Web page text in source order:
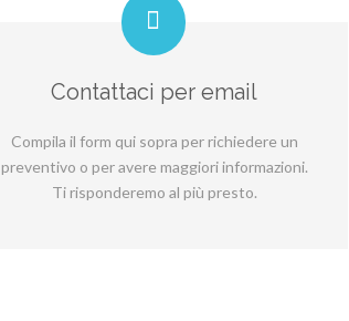
Contattaci per email
Compila il form qui sopra per richiedere un
preventivo o per avere maggiori informazioni.
Ti risponderemo al più presto.